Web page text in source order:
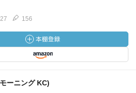
156
ーニング KC)